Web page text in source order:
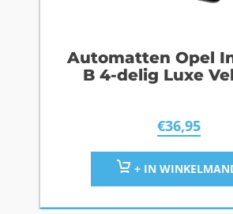
Automatten Opel
B 4-delig Luxe
€36,95
+ IN